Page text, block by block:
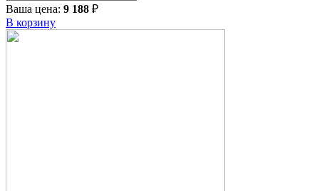
Ваша цена: 9 188 ₽
В корзину